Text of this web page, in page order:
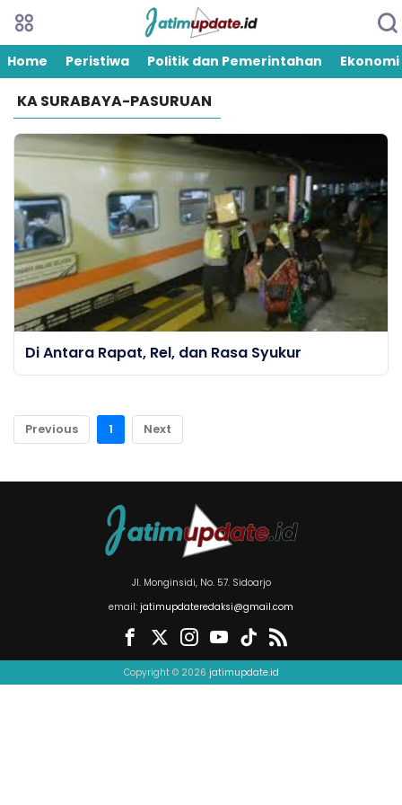
Home Peristiwa Politik dan Pemerintahan Ekonomi
KA SURABAYA-PASURUAN
Di Antara Rapat, Rel, dan Rasa Syukur
Previous 1 Next
Jl. Monginsidi, No. 57. Sidoarjo
email: jatimupdateredaksi@gmail.com
Copyright © 2026 jatimupdate.id